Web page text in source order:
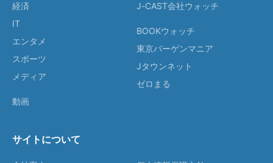
経済
IT
エンタメ
スポーツ
メディア
動画
J-CAST会社ウォッチ
BOOKウォッチ
東京バーゲンマニア
Jタウンネット
ゼロまる
サイトについて